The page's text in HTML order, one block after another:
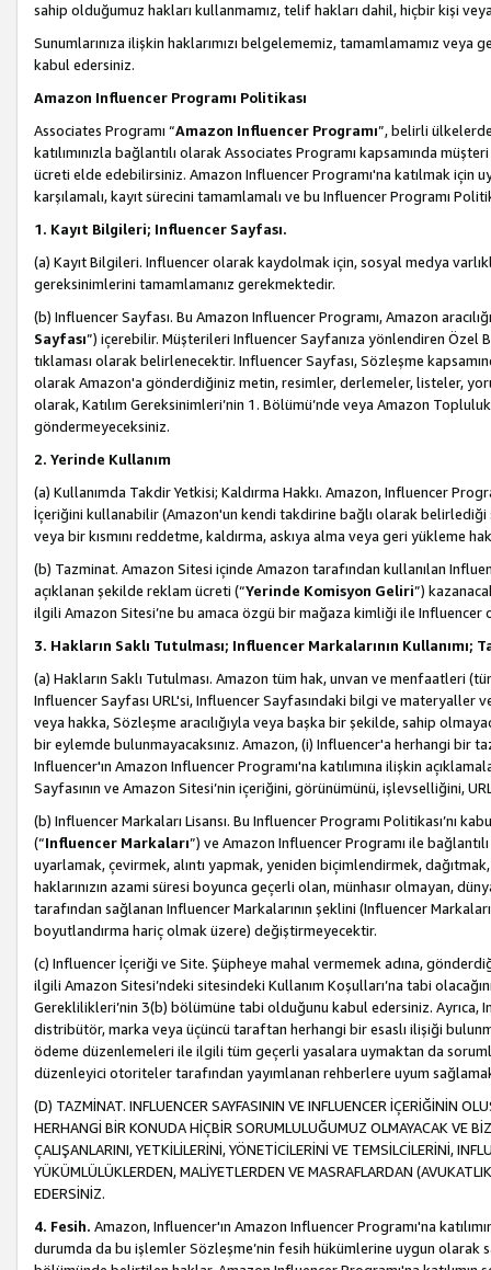
sahip olduğumuz hakları kullanmamız, telif hakları dahil, hiçbir kişi
Sunumlarınıza ilişkin haklarımızı belgelememiz, tamamlamamız
kabul edersiniz.
Amazon Influencer Programı Politikası
Associates Programı “Amazon Influencer Programı”, belirli
katılımınızla bağlantılı olarak Associates Programı kapsamında
ücreti elde edebilirsiniz. Amazon Influencer Programı'na katılmak için
karşılamalı, kayıt sürecini tamamlamalı ve bu Influencer Programı
1. Kayıt Bilgileri; Influencer Sayfası.
(a) Kayıt Bilgileri. Influencer olarak kaydolmak için, sosyal medya
gereksinimlerini tamamlamanız gerekmektedir.
(b) Influencer Sayfası. Bu Amazon Influencer Programı, Amazon
Sayfası”) içerebilir. Müşterileri Influencer Sayfanıza yönlendiren Özel
tıklaması olarak belirlenecektir. Influencer Sayfası, Sözleşme
olarak Amazon'a gönderdiğiniz metin, resimler, derlemeler, listeler,
olarak, Katılım Gereksinimleri’nin 1. Bölümü’nde veya Amazon
göndermeyeceksiniz.
2. Yerinde Kullanım
(a) Kullanımda Takdir Yetkisi; Kaldırma Hakkı. Amazon, Influencer
İçeriğini kullanabilir (Amazon'un kendi takdirine bağlı olarak belirlediği
veya bir kısmını reddetme, kaldırma, askıya alma veya geri yükleme
(b) Tazminat. Amazon Sitesi içinde Amazon tarafından kullanılan
açıklanan şekilde reklam ücreti (“Yerinde Komisyon Geliri”)
ilgili Amazon Sitesi’ne bu amaca özgü bir mağaza kimliği ile Influencer
3. Hakların Saklı Tutulması; Influencer Markalarının Kullanımı;
(a) Hakların Saklı Tutulması. Amazon tüm hak, unvan ve menfaatleri
Influencer Sayfası URL'si, Influencer Sayfasındaki bilgi ve materyaller
veya hakka, Sözleşme aracılığıyla veya başka bir şekilde, sahip
bir eylemde bulunmayacaksınız. Amazon, (i) Influencer'a herhangi bir
Influencer'ın Amazon Influencer Programı'na katılımına ilişkin
Sayfasının ve Amazon Sitesi’nin içeriğini, görünümünü, işlevselliğini,
(b) Influencer Markaları Lisansı. Bu Influencer Programı Politikası’nı
(“Influencer Markaları”) ve Amazon Influencer Programı ile
uyarlamak, çevirmek, alıntı yapmak, yeniden biçimlendirmek,
haklarınızın azami süresi boyunca geçerli olan, münhasır olmayan,
tarafından sağlanan Influencer Markalarının şeklini (Influencer
boyutlandırma hariç olmak üzere) değiştirmeyecektir.
(c) Influencer İçeriği ve Site. Şüpheye mahal vermemek adına,
ilgili Amazon Sitesi’ndeki sitesindeki Kullanım Koşulları’na tabi
Gereklilikleri’nin 3(b) bölümüne tabi olduğunu kabul edersiniz. Ayrıca,
distribütör, marka veya üçüncü taraftan herhangi bir esaslı ilişiği
ödeme düzenlemeleri ile ilgili tüm geçerli yasalara uymaktan da
düzenleyici otoriteler tarafından yayımlanan rehberlere uyum
(D) TAZMİNAT. INFLUENCER SAYFASININ VE INFLUENCER İÇERİĞİNİN
HERHANGİ BİR KONUDA HİÇBİR SORUMLULUĞUMUZ OLMAYACAK VE
ÇALIŞANLARINI, YETKİLİLERİNİ, YÖNETİCİLERİNİ VE TEMSİLCİLERİNİ,
YÜKÜMLÜLÜKLERDEN, MALİYETLERDEN VE MASRAFLARDAN
EDERSİNİZ.
4. Fesih. Amazon, Influencer'ın Amazon Influencer Programı'na
durumda da bu işlemler Sözleşme’nin fesih hükümlerine uygun olarak